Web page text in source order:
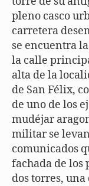
pleno casco
carretera
se encuentra
la calle
alta de la
de San Félix,
de uno de los
mudéjar
militar se
comunicados
fachada de los
dos torres,